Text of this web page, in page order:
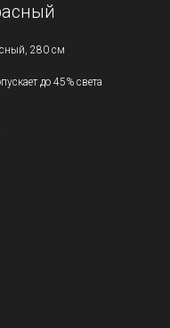
280 см
до 45% света